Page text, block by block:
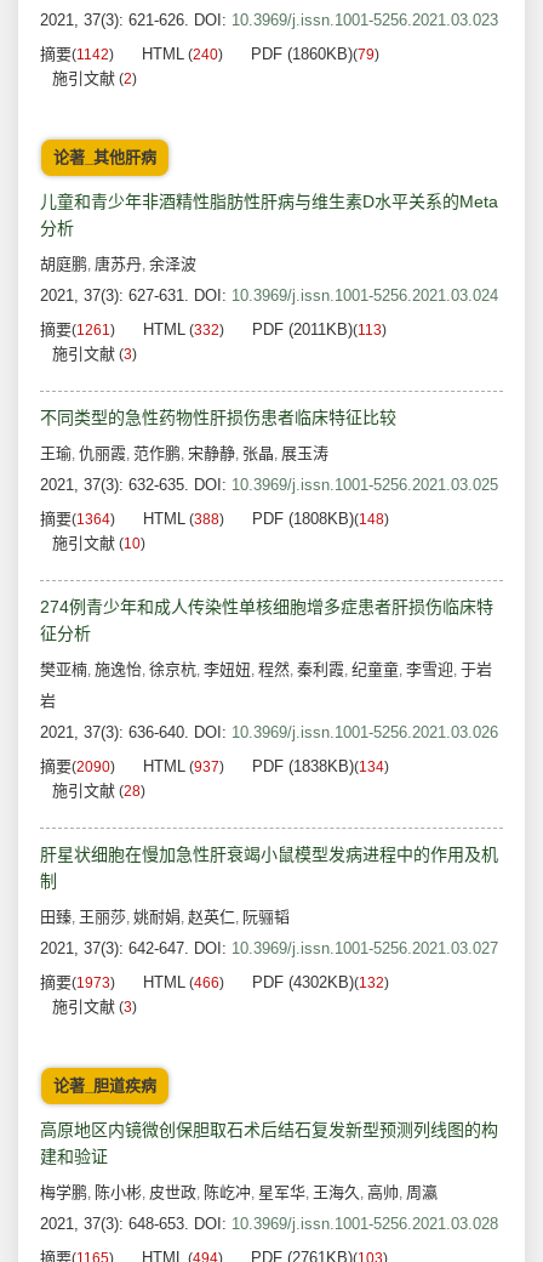
2021, 37(3): 621-626. DOI: 10.3969/j.issn.1001-5256.2021.03.023
摘要(1142) HTML (240) PDF (1860KB)(79)
施引文献 (2)
论著_其他肝病
儿童和青少年非酒精性脂肪性肝病与维生素D水平关系的Meta
分析
胡庭鹏, 唐苏丹, 余泽波
2021, 37(3): 627-631. DOI: 10.3969/j.issn.1001-5256.2021.03.024
摘要(1261) HTML (332) PDF (2011KB)(113)
施引文献 (3)
不同类型的急性药物性肝损伤患者临床特征比较
王瑜, 仇丽霞, 范作鹏, 宋静静, 张晶, 展玉涛
2021, 37(3): 632-635. DOI: 10.3969/j.issn.1001-5256.2021.03.025
摘要(1364) HTML (388) PDF (1808KB)(148)
施引文献 (10)
274例青少年和成人传染性单核细胞增多症患者肝损伤临床特
征分析
樊亚楠, 施逸怡, 徐京杭, 李妞妞, 程然, 秦利霞, 纪童童, 李雪迎, 于岩
岩
2021, 37(3): 636-640. DOI: 10.3969/j.issn.1001-5256.2021.03.026
摘要(2090) HTML (937) PDF (1838KB)(134)
施引文献 (28)
肝星状细胞在慢加急性肝衰竭小鼠模型发病进程中的作用及机
制
田臻, 王丽莎, 姚耐娟, 赵英仁, 阮骊韬
2021, 37(3): 642-647. DOI: 10.3969/j.issn.1001-5256.2021.03.027
摘要(1973) HTML (466) PDF (4302KB)(132)
施引文献 (3)
论著_胆道疾病
高原地区内镜微创保胆取石术后结石复发新型预测列线图的构
建和验证
梅学鹏, 陈小彬, 皮世政, 陈屹冲, 星军华, 王海久 , 高帅, 周瀛
2021, 37(3): 648-653. DOI: 10.3969/j.issn.1001-5256.2021.03.028
摘要
HTML PDF (2761KB)